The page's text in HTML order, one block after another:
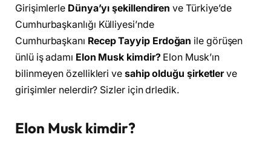
Girişimlerle Dünya’yı şekillendirenve Türkiye’de
Cumhurbaşkanlığı Külliyesi’nde
Cumhurbaşkanı Recep Tayyip Erdoğan ile görüşen
ünlü iş adamı Elon Musk kimdir? Elon Musk’ın
bilinmeyen özellikleri ve sahip olduğu şirketlerve
girişimler nelerdir? Sizler için drledik.
Elon Musk kimdir?